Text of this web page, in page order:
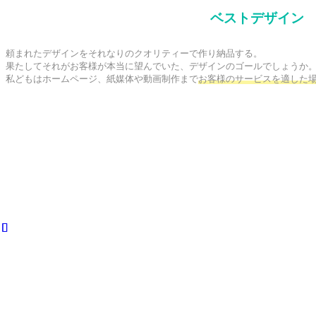
ベストデザイン
頼まれたデザインをそれなりのクオリティーで作り納品する。
果たしてそれがお客様が本当に望んでいた、デザインのゴールでしょうか
私どもはホームページ、紙媒体や動画制作までお客様のサービスを適した